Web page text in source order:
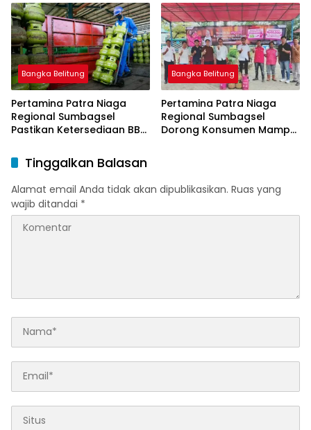
Subsidi Tetap
Bangka Belitung
Pertamina Patra Niaga
Regional Sumbagsel
Pastikan Ketersediaan BBM
Ramadan dan Menjelang
Idulfitri
Bangka Belitung
Pertamina Patra Niaga
Regional Sumbagsel
Dorong Konsumen Mampu
Tinggalkan Balasan
Alamat email Anda tidak akan dipublikasikan. Ruas yang
wajib ditandai *